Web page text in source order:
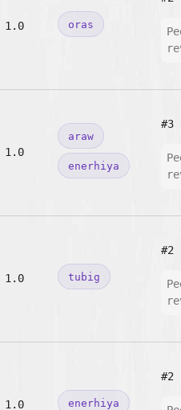
1.0 oras
1.0
araw
enerhiya
#3
1.0 tubig
#2
1.0 enerhiya
#2